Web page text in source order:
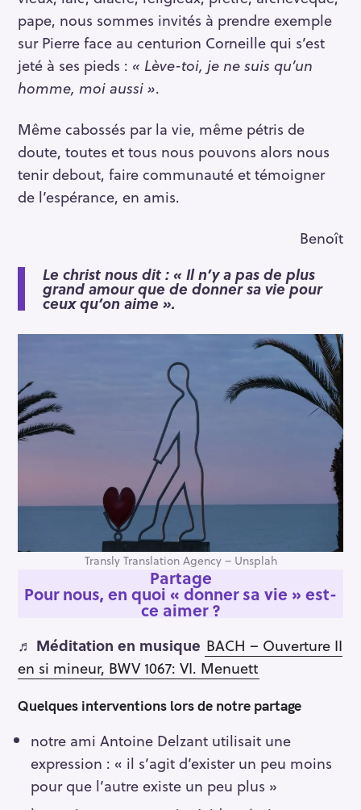
pape, nous sommes invités à prendre exemple
sur Pierre face au centurion Corneille qui s’est
jeté à ses pieds : « Lève-toi, je ne suis qu’un
homme, moi aussi ».
Même cabossés par la vie, même pétris de
doute, toutes et tous nous pouvons alors nous
tenir debout, faire communauté et témoigner
de l’espérance, en amis.
Benoît
Le christ nous dit : « Il n’y a pas de plus
grand amour que de donner sa vie pour
ceux qu’on aime ».
Transly Translation Agency – Unsplah
Partage
Pour nous, en quoi « donner sa vie » est-
ce aimer ?
♬ Méditation en musique BACH – Ouverture II
en si mineur, BWV 1067: VI. Menuett
Quelques interventions lors de notre partage
notre ami Antoine Delzant utilisait une
expression : « il s’agit d’exister un peu moins
pour que l’autre existe un peu plus »
e
a
r
c
r
: